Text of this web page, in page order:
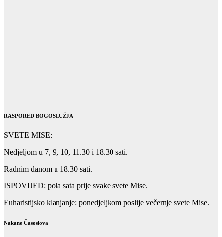
RASPORED BOGOSLUŽJA
SVETE MISE:
Nedjeljom u 7, 9, 10, 11.30 i 18.30 sati.
Radnim danom u 18.30 sati.
ISPOVIJED: pola sata prije svake svete Mise.
Euharistijsko klanjanje: ponedjeljkom poslije večernje svete Mise.
Nakane Časoslova